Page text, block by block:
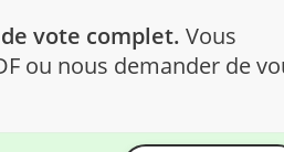
vote complet. Vous
ou nous demander de